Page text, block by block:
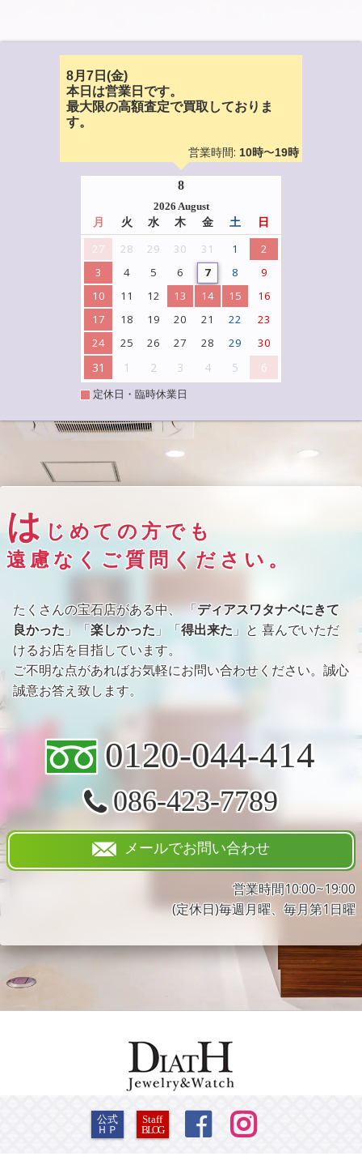
8月7日(金)
本日は営業日です。
最大限の高額査定で買取しておりま
す。
営業時間: 10時〜19時
8
2026 August
月
火 水 木 金 土 日
27 28 29 30 31 1
2
3
4 5 6 7 8
9
10
11 12 13 14 15
16
17
18 19 20 21 22
23
24
25 26 27 28 29 30
31 1 2 3 4 5 6
定休日・臨時休業日
はじめての方でも
遠慮なくご質問ください。
たくさんの宝石店がある中、 「ディアスワタナベにきて
良かった」「楽しかった 」「得出来た 」と 喜んでいただ
けるお店を目指しています。
ご不明な点があればお気軽にお問い合わせください。誠心
誠意お答え致します。
0120-044-414
086-423-7789
メールでお問い合わせ
営業時間10:00~19:00
(定休日)毎週月曜、毎月第1日曜
公式
ＨＰ
Staff
BLOG
 